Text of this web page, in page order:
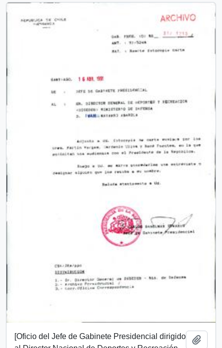
[Oficio del Jefe de Gabinete Presidencial dirigido